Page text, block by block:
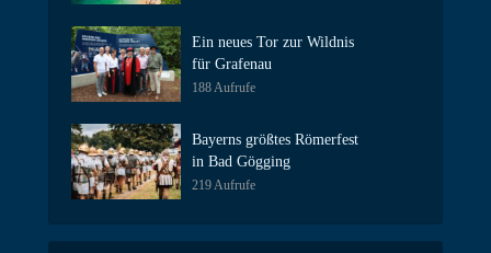
Ein neues Tor zur Wildnis
für Grafenau
188 Aufrufe
Bayerns größtes Römerfest
in Bad Gögging
219 Aufrufe